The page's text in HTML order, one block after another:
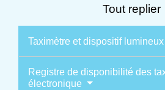
Tout replier
Taximètre et dispositif
Registre de disponibilité des
électronique